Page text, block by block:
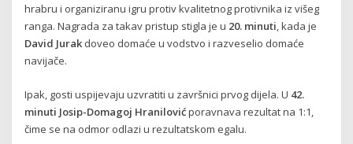
hrabru i organiziranu igru protiv kvalitetnog protivnika iz višeg
ranga. Nagrada za takav pristup stigla je u 20. minuti, kada je
David Jurak doveo domaće u vodstvo i razveselio domaće
navijače.
Ipak, gosti uspijevaju uzvratiti u završnici prvog dijela. U 42.
minuti Josip-Domagoj Hranilovićporavnava rezultat na 1:1,
čime se na odmor odlazi u rezultatskom egalu.